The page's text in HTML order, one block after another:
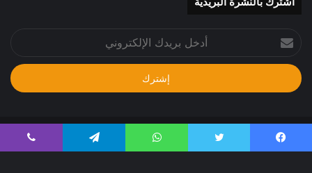
بريدك
الإلكتروني
جميع الحقوق محفوظة 2024م
فيسبوك تويتر واتساب تيلقرام ڤايبر